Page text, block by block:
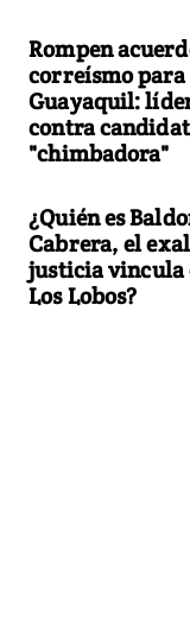
Rompen
correísmo
Guayaquil:
contra
"chimbadora"
¿Quién es
Cabrera, el
justicia vincula
Los Lobos?